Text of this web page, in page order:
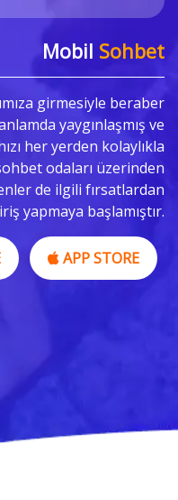
Mobil Sohbet
girmesiyle beraber
yaygınlaşmış ve
her yerden kolaylıkla
odaları üzerinden
de ilgili fırsatlardan
yapmaya başlamıştır.
APP STORE